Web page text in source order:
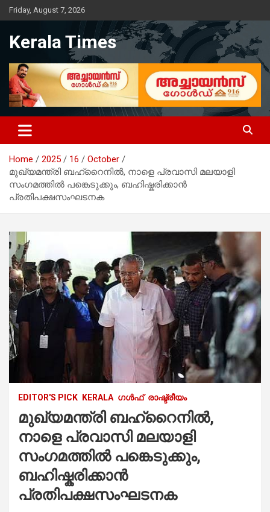
Skip
to
Friday, August 7, 2026
Kerala Times
Home 2025 16
October
മുഖ്യമന്ത്രി ബഹ്റൈനിൽ, നാളെ പ്രവാസി മലയാളി
സംഗമത്തിൽ പങ്കെടുക്കും, ബഹിഷ്കരിക്കാൻ
പ്രതിപക്ഷസംഘടനക
EDITOR'S PICK KERALA ഗൾഫ് രാഷ്ട്രീയം
മുഖ്യമന്ത്രി ബഹ്റൈനിൽ,
നാളെ പ്രവാസി മലയാളി
സംഗമത്തിൽ പങ്കെടുക്കും,
ബഹിഷ്കരിക്കാൻ
പ്രതിപക്ഷസംഘടനക